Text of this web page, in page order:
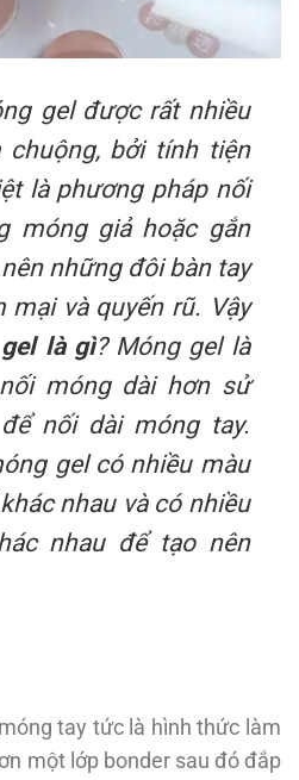
gel được rất nhiều
bởi tính tiện
là phương pháp nối
móng giả hoặc gắn
những đôi bàn tay
mại và quyến rũ. Vậy
là gì? Móng gel là
móng dài hơn sử
nối dài móng tay.
gel có nhiều màu
nhau và có nhiều
nhau để tạo nên
tay tức là hình thức làm
một lớp bonder sau đó đắp